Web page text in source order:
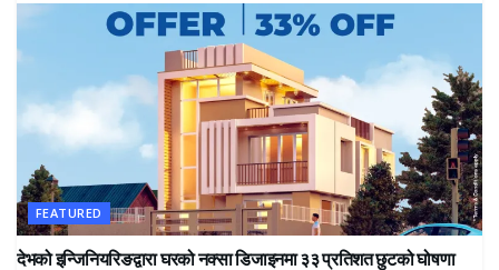
FEATURED
देभको इन्जिनियरिङद्वारा घरको नक्सा डिजाइनमा ३३ प्रतिशत छुटको घोषणा